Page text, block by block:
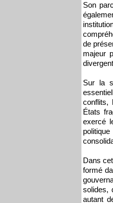
Son
de
majeur
Sur la
conflits,
États
exercé
Dans
formé
solides,
autant